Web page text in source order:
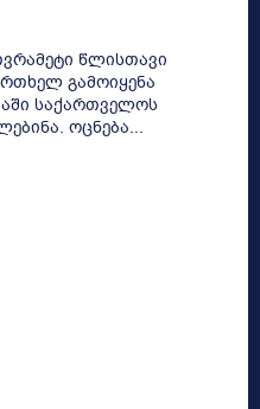
წლისთავი
გამოიყენა
საქართველოს
ოცნება...